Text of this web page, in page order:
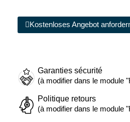
Kostenloses Angebot
Garanties sécurité
(à modifier dans le module
Politique retours
(à modifier dans le module